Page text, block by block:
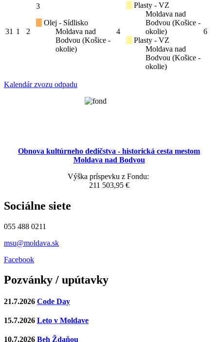
31 1 2
3
Olej - Sídlisko
Moldava nad
Bodvou (Košice -
okolie)
4
Plasty - VZ
Moldava nad
Bodvou (Košice -
okolie)
Plasty - VZ
Moldava nad
Bodvou (Košice -
okolie)
6
Kalendár zvozu odpadu
Obnova kultúrneho dedičstva - historická cesta mestom
Moldava nad Bodvou
Výška príspevku z Fondu:
211 503,95 €
Sociálne siete
055 488 0211
msu@moldava.sk
Facebook
Pozvánky / upútavky
21.7.2026 Code Day
15.7.2026 Leto v Moldave
10.7.2026 Beh Ždaňou